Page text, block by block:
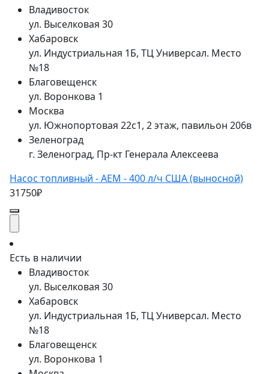
Владивосток
ул. Выселковая 30
Хабаровск
ул. Индустриальная 1Б, ТЦ Универсал. Место
№18
Благовещенск
ул. Воронкова 1
Москва
ул. Южнопортовая 22с1, 2 этаж, павильон 206в
Зеленоград
г. Зеленоград, Пр-кт Генерала Алексеева
Насос топливный - AEM - 400 л/ч США (выносной)
31750₽
Есть в наличии
Владивосток
ул. Выселковая 30
Хабаровск
ул. Индустриальная 1Б, ТЦ Универсал. Место
№18
Благовещенск
ул. Воронкова 1